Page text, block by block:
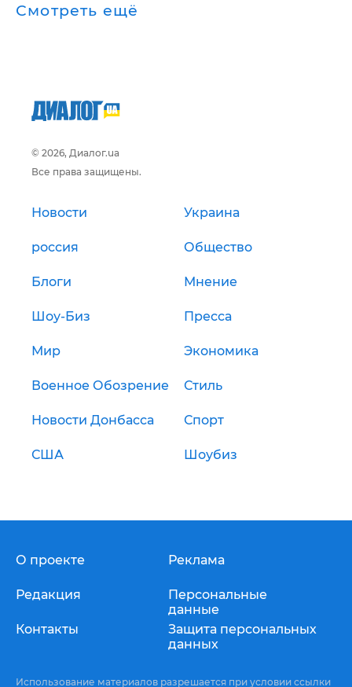
Смотреть ещё
© 2026, Диалог.ua
Все права защищены.
Новости Украина
россия Общество
Блоги Мнение
Шоу-Биз Пресса
Мир Экономика
Военное Обозрение Стиль
Новости Донбасса Спорт
США Шоубиз
О проекте
Редакция
Контакты
Реклама
Персональные
данные
Защита персональных
данных
Использование материалов разрешается при условии ссылки